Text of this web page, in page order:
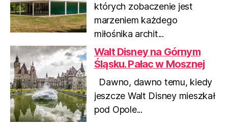
których zobaczenie jest
marzeniem każdego
miłośnika archit...
Walt Disney na Górnym
Śląsku. Pałac w Mosznej
Dawno, dawno temu, kiedy
jeszcze Walt Disney mieszkał
pod Opole...